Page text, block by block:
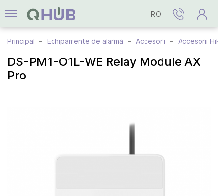
RO
Principal Echipamente de alarmă Accesorii Accesorii
DS-PM1-O1L-WE Relay Module AX
Pro